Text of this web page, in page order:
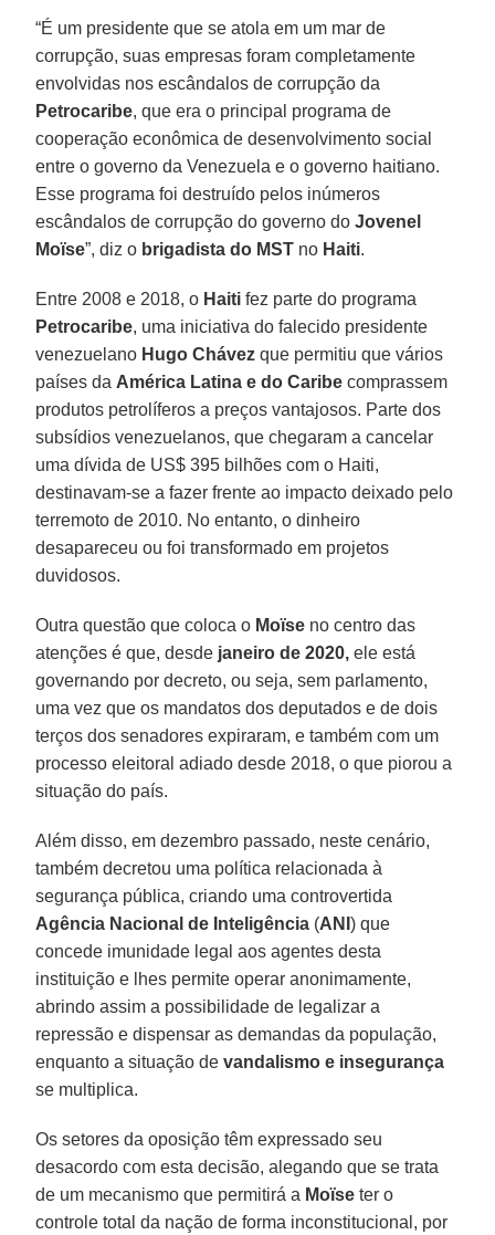
“É um presidente que se atola em um mar de
corrupção, suas empresas foram completamente
envolvidas nos escândalos de corrupção da
Petrocaribe, que era o principal programa de
cooperação econômica de desenvolvimento social
entre o governo da Venezuela e o governo haitiano.
Esse programa foi destruído pelos inúmeros
escândalos de corrupção do governo doJovenel
Moïse”, diz o brigadista do MST no Haiti.
Entre 2008 e 2018, o Haiti fez parte do programa
Petrocaribe, uma iniciativa do falecido presidente
venezuelano Hugo Chávez que permitiu que vários
países da América Latina e do Caribe comprassem
produtos petrolíferos a preços vantajosos. Parte dos
subsídios venezuelanos, que chegaram a cancelar
uma dívida de US$ 395 bilhões com o Haiti,
destinavam-se a fazer frente ao impacto deixado pelo
terremoto de 2010. No entanto, o dinheiro
desapareceu ou foi transformado em projetos
duvidosos.
Outra questão que coloca o Moïse no centro das
atenções é que, desde janeiro de 2020, ele está
governando por decreto, ou seja, sem parlamento,
uma vez que os mandatos dos deputados e de dois
terços dos senadores expiraram, e também com um
processo eleitoral adiado desde 2018, o que piorou a
situação do país.
Além disso, em dezembro passado, neste cenário,
também decretou uma política relacionada à
segurança pública, criando uma controvertida
Agência Nacional de Inteligência (ANI) que
concede imunidade legal aos agentes desta
instituição e lhes permite operar anonimamente,
abrindo assim a possibilidade de legalizar a
repressão e dispensar as demandas da população,
enquanto a situação devandalismo e insegurança
se multiplica.
Os setores da oposição têm expressado seu
desacordo com esta decisão, alegando que se trata
de um mecanismo que permitirá a Moïse ter o
controle total da nação de forma inconstitucional, por